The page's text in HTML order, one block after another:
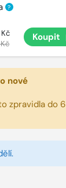
?
Kč
Koupit
nové
zpravidla do 6